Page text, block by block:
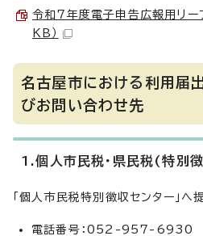
令和7年度電子申告広報用リ
KB）
名古屋市における利用届
びお問い合わせ先
1.個人市民税・県民税(特別
「個人市民税特別徴収センター」へ
電話番号：052-957-6930